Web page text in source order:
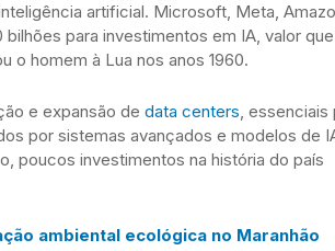
artificial. Microsoft, Meta,
para investimentos em IA, valor que
o homem à Lua nos anos 1960.
e expansão de data centers, essenciais
por sistemas avançados e modelos de
poucos investimentos na história do país
ambiental ecológica no Maranhão